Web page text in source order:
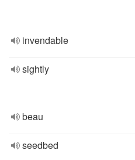
invendable
sightly
beau
seedbed